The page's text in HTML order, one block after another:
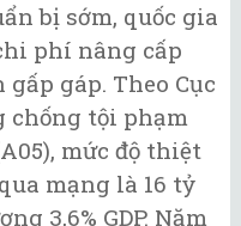
bị sớm, quốc gia
phí nâng cấp
gáp. Theo Cục
chống tội phạm
mức độ thiệt
mạng là 16 tỷ
3,6% GDP. Năm